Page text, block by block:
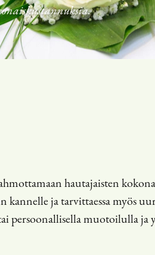
hautajaisten
ja tarvittaessa myös
persoonallisella muotoilulla